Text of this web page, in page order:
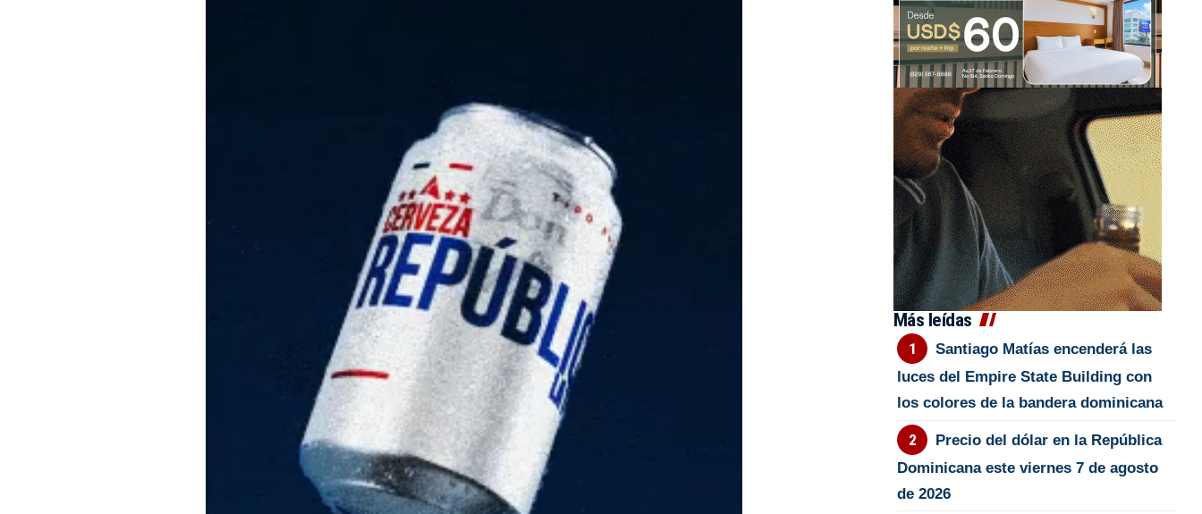
Más leídas
Santiago Matías encenderá las
luces del Empire State Building con
los colores de la bandera dominicana
Precio del dólar en la República
Dominicana este viernes 7 de agosto
de 2026